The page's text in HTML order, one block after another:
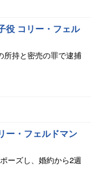
役 コリー・フェル
所持と密売の罪で逮捕
ー・フェルドマン
ーズし、婚約から2週